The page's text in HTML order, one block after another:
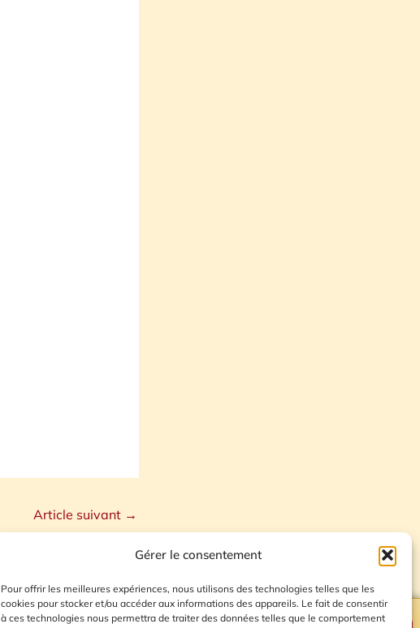
Gérer le consentement
Pour offrir les meilleures expériences, nous utilisons des technologies telles que les
cookies pour stocker et/ou accéder aux informations des appareils. Le fait de consentir
à ces technologies nous permettra de traiter des données telles que le comportement
Article suivant →